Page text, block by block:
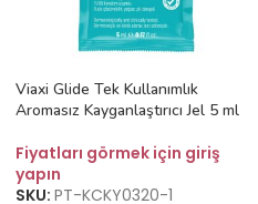
Viaxi Glide Tek Kullanımlık
Aromasız Kayganlaştırıcı Jel 5 ml
Fiyatları görmek için giriş
yapın
SKU: PT-KCKY0320-1